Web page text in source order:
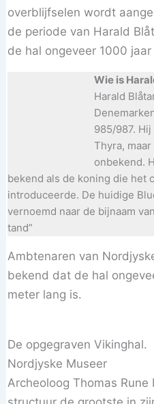
overblijfselen wordt
de periode van Harald
de hal ongeveer 1000
Wie is
Harald
985/987.
Thyra,
onbekend.
bekend als de koning die het
introduceerde. De huidige
vernoemd naar de bijnaam
tand”
Ambtenaren van
bekend dat de hal
meter lang is.
De opgegraven Vikinghal.
Nordjyske Museer
Archeoloog Thomas